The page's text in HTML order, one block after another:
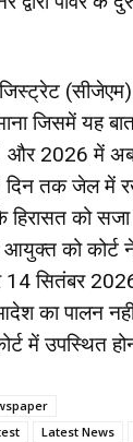
माना जिसमें यह
2026 में अब
तक जेल में
को
आयुक्त को कोर्ट
सितंबर
का पालन
में उपस्थित
Latest News